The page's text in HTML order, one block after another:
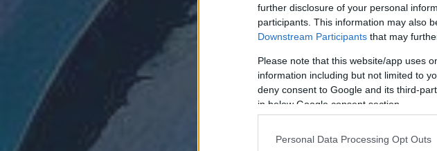
further disclosure of your personal
participants. This information may also
Downstream Participants that may
Please note that this website/app uses
information including but not limited to
deny consent to Google and its third-
in below Google consent section.
Personal Data Processing Opt Outs